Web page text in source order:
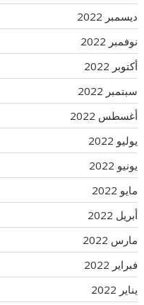
ديسمبر 2022
نوفمبر 2022
أكتوبر 2022
سبتمبر 2022
أغسطس 2022
يوليو 2022
يونيو 2022
مايو 2022
أبريل 2022
مارس 2022
فبراير 2022
يناير 2022